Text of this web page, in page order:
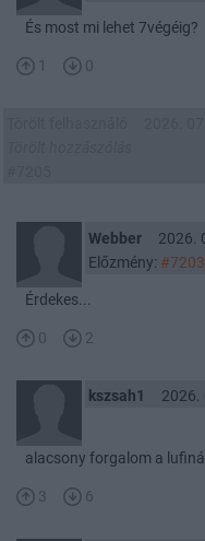
És most mi lehet 7végéig?
1 0
Webber
2026.
Előzmény: #7203
Érdekes...
0 2
kszsah1 2026.
alacsony forgalom a
3 6